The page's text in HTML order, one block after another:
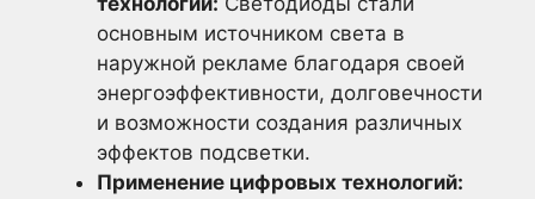
основным источником света в
наружной рекламе благодаря своей
энергоэффективности, долговечности
и возможности создания различных
эффектов подсветки.
Применение цифровых технологий: